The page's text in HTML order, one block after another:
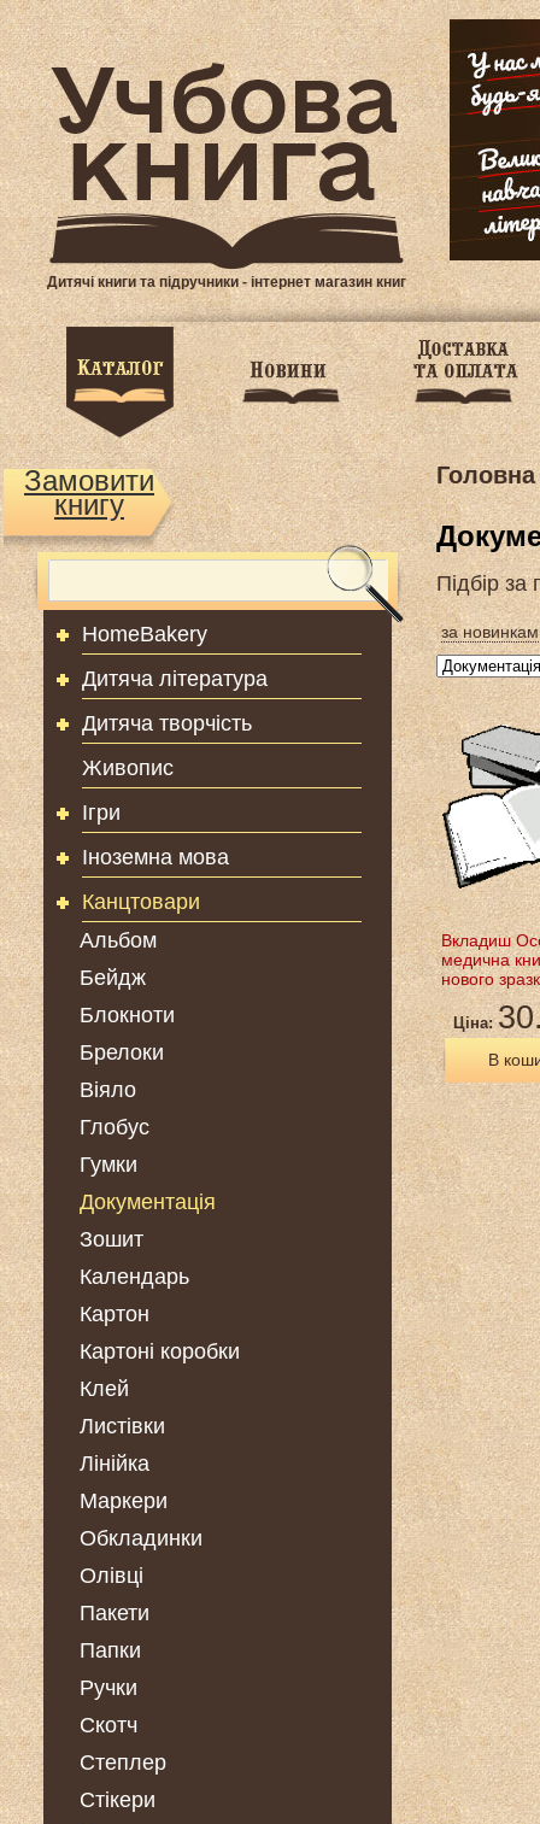
Дитячі книги та підручники - інтернет магазин книг
Замовити
книгу
HomeBakery
Дитяча література
Дитяча творчість
Живопис
Ігри
Іноземна мова
Канцтовари
Альбом
Бейдж
Блокноти
Брелоки
Віяло
Глобус
Гумки
Документація
Зошит
Календарь
Картон
Картоні коробки
Клей
Листівки
Лінійка
Маркери
Обкладинки
Олівці
Пакети
Папки
Ручки
Скотч
Степлер
Стікери
Головна
Підбір за
за
Вкладиш
медична
нового
Ціна:
В